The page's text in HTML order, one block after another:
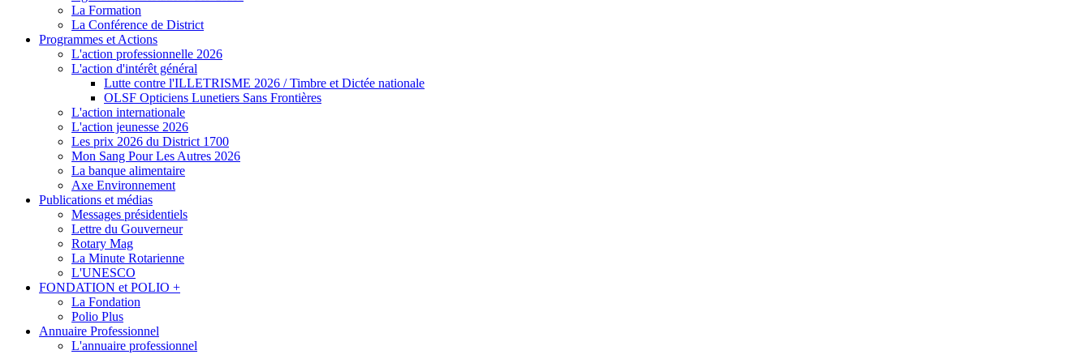
La Formation
La Conférence de District
Programmes et Actions
L'action professionnelle 2026
L'action d'intérêt général
Lutte contre l'ILLETRISME 2026 / Timbre et Dictée nationale
OLSF Opticiens Lunetiers Sans Frontières
L'action internationale
L'action jeunesse 2026
Les prix 2026 du District 1700
Mon Sang Pour Les Autres 2026
La banque alimentaire
Axe Environnement
Publications et médias
Messages présidentiels
Lettre du Gouverneur
Rotary Mag
La Minute Rotarienne
L'UNESCO
FONDATION et POLIO +
La Fondation
Polio Plus
Annuaire Professionnel
L'annuaire professionnel